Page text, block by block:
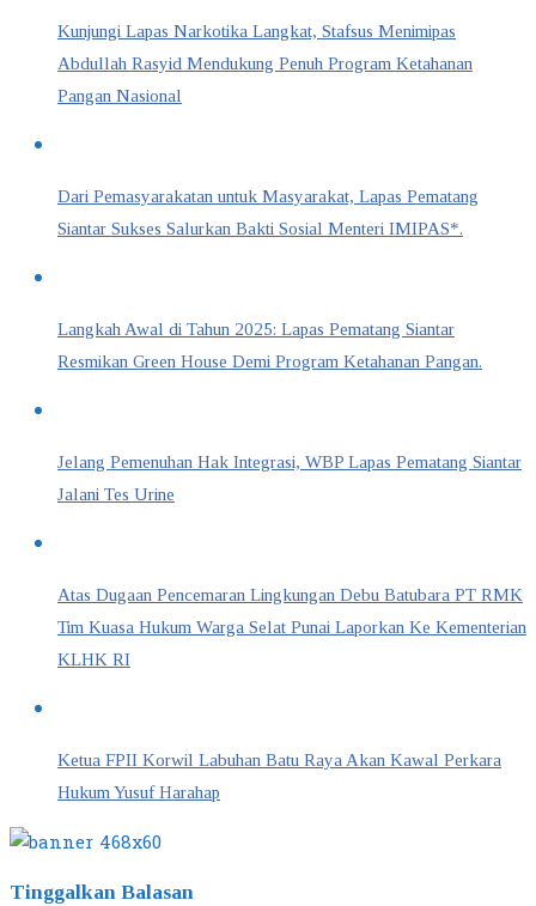
Kunjungi Lapas Narkotika Langkat, Stafsus Menimipas
Abdullah Rasyid Mendukung Penuh Program Ketahanan
Pangan Nasional
Dari Pemasyarakatan untuk Masyarakat, Lapas Pematang
Siantar Sukses Salurkan Bakti Sosial Menteri IMIPAS*.
Langkah Awal di Tahun 2025: Lapas Pematang Siantar
Resmikan Green House Demi Program Ketahanan Pangan.
Jelang Pemenuhan Hak Integrasi, WBP Lapas Pematang Siantar
Jalani Tes Urine
Atas Dugaan Pencemaran Lingkungan Debu Batubara PT RMK
Tim Kuasa Hukum Warga Selat Punai Laporkan Ke Kementerian
KLHK RI
Ketua FPII Korwil Labuhan Batu Raya Akan Kawal Perkara
Hukum Yusuf Harahap
Tinggalkan Balasan